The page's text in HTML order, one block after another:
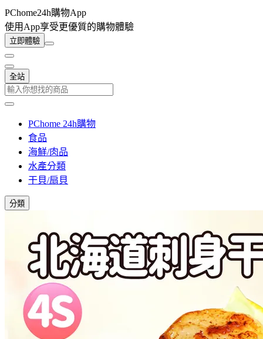
PChome24h購物App
使用App享受更優質的購物體驗
立即體驗
全站
PChome 24h購物
食品
海鮮/肉品
水產分類
干貝/扇貝
分類